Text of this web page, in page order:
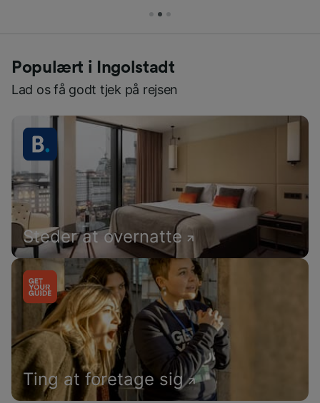
Populært i Ingolstadt
Lad os få godt tjek på rejsen
Steder at overnatte
Ting at foretage sig